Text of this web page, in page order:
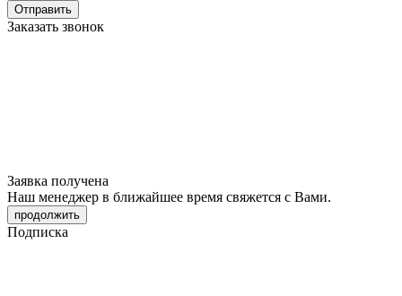
Отправить
Заказать звонок
Заявка получена
Наш менеджер в ближайшее время свяжется с Вами.
продолжить
Подписка